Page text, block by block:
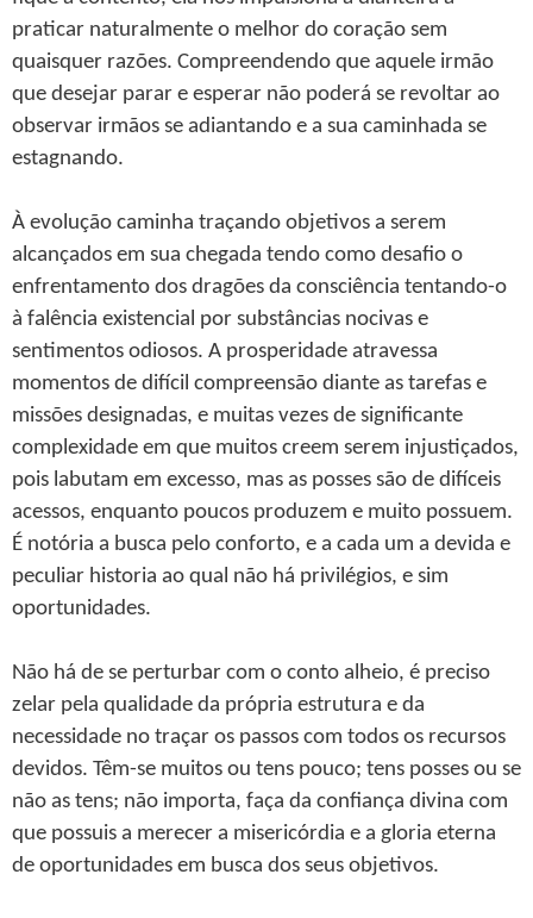
praticar naturalmente o melhor do coração sem
quaisquer razões. Compreendendo que aquele irmão
que desejar parar e esperar não poderá se revoltar ao
observar irmãos se adiantando e a sua caminhada se
estagnando.
À evolução caminha traçando objetivos a serem
alcançados em sua chegada tendo como desafio o
enfrentamento dos dragões da consciência tentando-o
à falência existencial por substâncias nocivas e
sentimentos odiosos. A prosperidade atravessa
momentos de difícil compreensão diante as tarefas e
missões designadas, e muitas vezes de significante
complexidade em que muitos creem serem injustiçados,
pois labutam em excesso, mas as posses são de difíceis
acessos, enquanto poucos produzem e muito possuem.
É notória a busca pelo conforto, e a cada um a devida e
peculiar historia ao qual não há privilégios, e sim
oportunidades.
Não há de se perturbar com o conto alheio, é preciso
zelar pela qualidade da própria estrutura e da
necessidade no traçar os passos com todos os recursos
devidos. Têm-se muitos ou tens pouco; tens posses ou se
não as tens; não importa, faça da confiança divina com
que possuis a merecer a misericórdia e a gloria eterna
de oportunidades em busca dos seus objetivos.